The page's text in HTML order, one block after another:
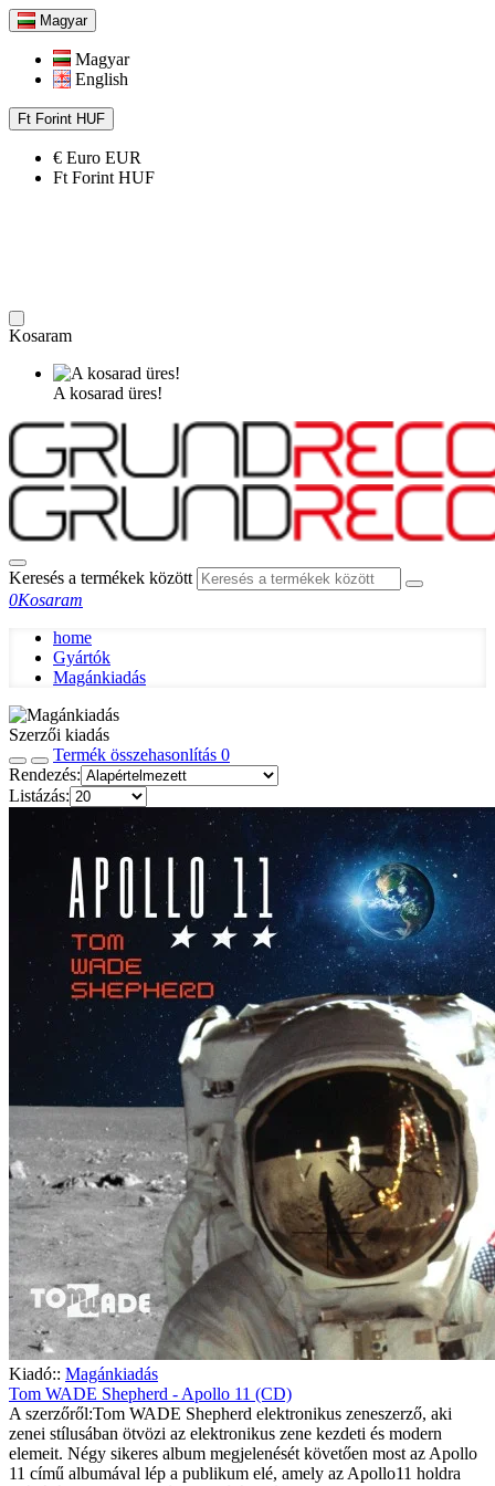
Magyar
Magyar
English
Ft Forint HUF
€ Euro EUR
Ft Forint HUF
Kosaram
A kosarad üres!
Keresés a termékek között
0Kosaram
home
Gyártók
Magánkiadás
Szerzői kiadás
Termék összehasonlítás 0
Rendezés:
Listázás:
Kiadó:: Magánkiadás
Tom WADE Shepherd - Apollo 11 (CD)
A szerzőről:Tom WADE Shepherd elektronikus zeneszerző, aki
zenei stílusában ötvözi az elektronikus zene kezdeti és modern
elemeit. Négy sikeres album megjelenését követően most az Apollo
11 című albumával lép a publikum elé, amely az Apollo11 holdra